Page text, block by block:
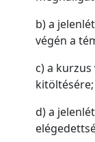
b) a
végén a
c) a
kitöltésére;
d) a